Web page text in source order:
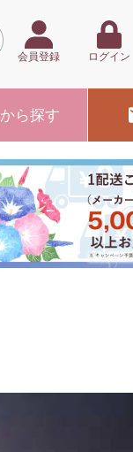
会員登録 ログイン
から探す